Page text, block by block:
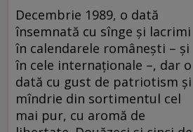
Decembrie 1989, o dată
însemnată cu sînge şi lacrimi
în calendarele româneşti – şi
în cele internaţionale –, dar o
dată cu gust de patriotism şi
mîndrie din sortimentul cel
mai pur, cu aromă de